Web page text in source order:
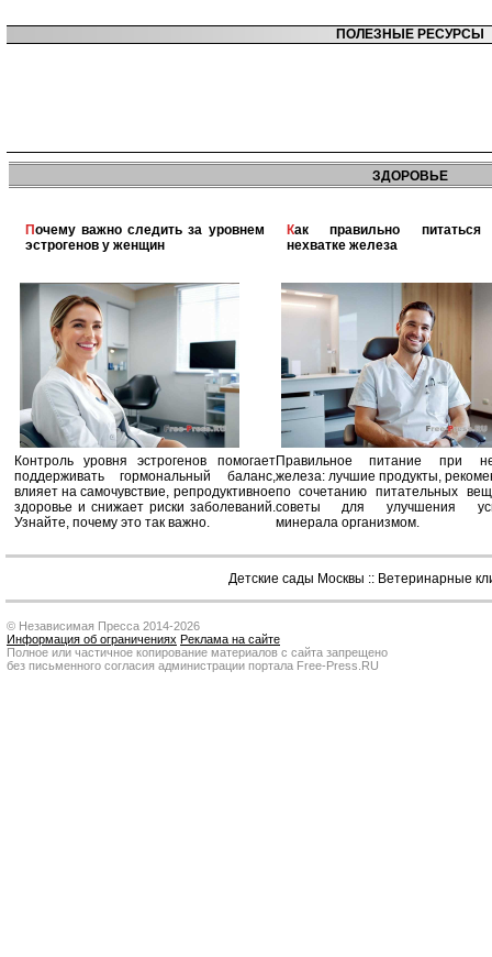
ПОЛЕЗНЫЕ РЕСУРСЫ
ЗДОРОВЬЕ
Почему важно следить за уровнем
эстрогенов у женщин
Контроль уровня эстрогенов помогает
поддерживать гормональный баланс,
влияет на самочувствие, репродуктивное
здоровье и снижает риски заболеваний.
Узнайте, почему это так важно.
Как правильно питаться при
нехватке железа
Правильное питание при
железа: лучшие продукты,
по сочетанию питательных
советы для улучшения
минерала организмом.
Детские сады Москвы :: Ветеринарные
© Независимая Пресса 2014-2026
Информация об ограничениях Реклама на сайте
Полное или частичное копирование материалов с сайта запрещено
без письменного согласия администрации портала Free-Press.RU